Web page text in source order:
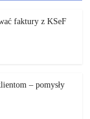
faktury z KSeF
– pomysły